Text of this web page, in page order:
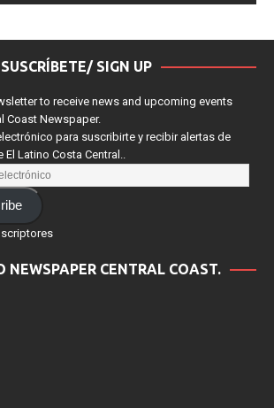
SUSCRÍBETE/ SIGN UP
to receive news and upcoming events
Coast Newspaper.
para suscribirte y recibir alertas de
Latino Costa Central..
NEWSPAPER CENTRAL COAST.